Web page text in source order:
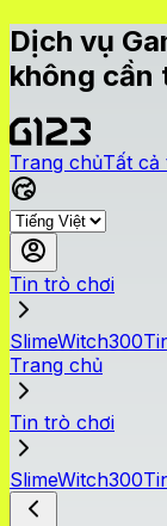
Dịch vụ
không cần
Trang chủTất cả
Tin trò chơi
Trang chủ
Tin trò chơi